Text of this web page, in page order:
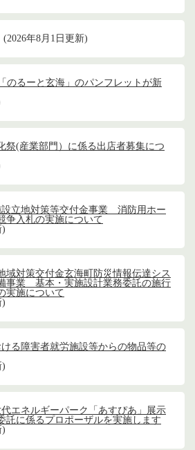
2026年8月1日更新
のるーと玄海」のパンフレットが新
祭(産業部門）に係る出店者募集につ
設立地対策等交付金事業 消防用ホー
争入札の実施について
域対策交付金玄海町防災情報伝達シス
事業 基本・実施設計業務委託の施行
実施について
る障害者就労施設等からの物品等の
エネルギーパーク「あすぴあ」展示
託に係るプロポーザルを実施します